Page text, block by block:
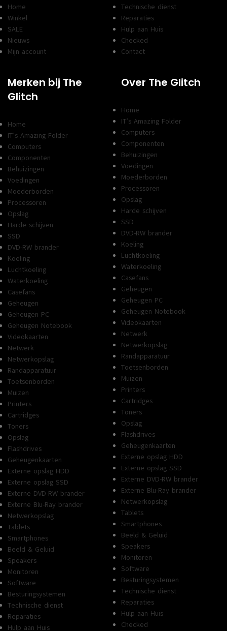
Home
Winkel
SALE
Nieuws
Mijn account
Technische dienst
Reparaties
Hulp aan Huis
Checked
Contact
Merken bij The
Glitch
Home
IT’s Amazing Folder
Computers
Componenten
Behuizingen
Voedingen
Moederborden
Processoren
Opslag
Harde schijven
SSD
DVD-RW brander
Koeling
Luchtkoeling
Waterkoeling
Casefans
Geheugen
Geheugen PC
Geheugen Notebook
Videokaarten
Netwerk
Netwerkopslag
Randapparatuur
Toetsenborden
Muizen
Printers
Cartridges
Toners
Opslag
Flashdrives
Geheugenkaarten
Externe opslag HDD
Externe opslag SSD
Externe DVD-RW brander
Externe Blu-Ray brander
Netwerkopslag
Tablets
Smartphones
Beeld & Geluid
Speakers
Monitoren
Software
Besturingsystemen
Technische dienst
Reparaties
Hulp aan Huis
Over The Glitch
Home
IT’s Amazing Folder
Computers
Componenten
Behuizingen
Voedingen
Moederborden
Processoren
Opslag
Harde schijven
SSD
DVD-RW brander
Koeling
Luchtkoeling
Waterkoeling
Casefans
Geheugen
Geheugen PC
Geheugen Notebook
Videokaarten
Netwerk
Netwerkopslag
Randapparatuur
Toetsenborden
Muizen
Printers
Cartridges
Toners
Opslag
Flashdrives
Geheugenkaarten
Externe opslag HDD
Externe opslag SSD
Externe DVD-RW brander
Externe Blu-Ray brander
Netwerkopslag
Tablets
Smartphones
Beeld & Geluid
Speakers
Monitoren
Software
Besturingsystemen
Technische dienst
Reparaties
Hulp aan Huis
Checked